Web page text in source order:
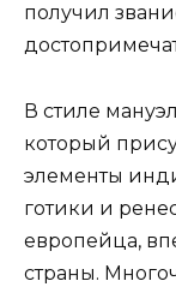
получил
В стиле
который
элементы
готики и
европейца,
страны.